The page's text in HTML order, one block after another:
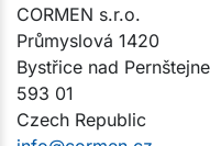
CORMEN s.r.o.
Průmyslová 1420
Bystřice nad
593 01
Czech Republic